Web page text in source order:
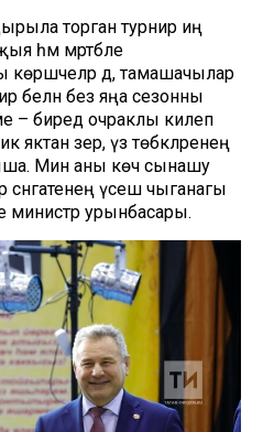
торган турнир иң
һәм мәртәбәле
дә, тамашачылар
белән без яңа сезонны
– биредә очраклы килеп
яктан әзер, үз төбәкләренең
Мин аны көч сынашу
сәнгатенең үсеш чыганагы
министр урынбасары.